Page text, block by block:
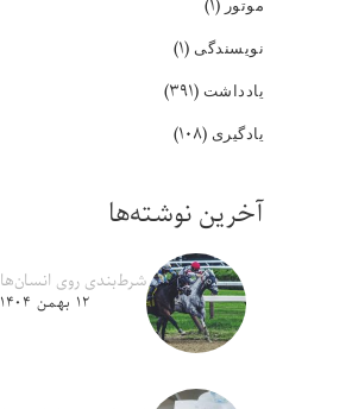
(۱)
نویسندگی (۱)
یادداشت (۳۹۱)
یادگیری (۱۰۸)
آخرین نوشته‌ها
شرط‌بندی روی انسان‌ها
۱۲ بهمن ۱۴۰۴